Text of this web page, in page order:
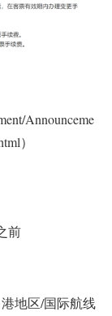
Announceme
）
前
地区/国际航线